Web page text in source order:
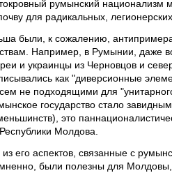
румынский национализм
для радикальных,
были, к сожалению,
Например, в Румынии, даже
и украинцы из Черновцов и
как "диверсионные
не подходящими для
государство стало
это
Молдова.
его аспектов, связанные с
были полезны для